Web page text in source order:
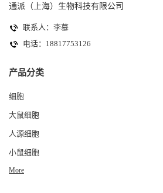
通派（上海）生物科技有限公司
联系人：李慕
电话：18817753126
产品分类
细胞
大鼠细胞
人源细胞
小鼠细胞
More